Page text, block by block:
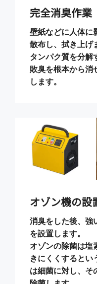
完全消臭作業
壁紙などに人体に
散布し、拭き上げ
タンパク質を分解
敗臭を根本から消
します。
オゾン機の設
消臭をした後、強
を設置します。
オゾンの除菌は塩
きにくくするとい
は細菌に対し、そ